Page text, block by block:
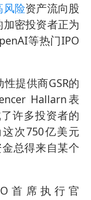
风险资产流向股
密投资者正为
等热门IPO
提供商GSR的
Hallarn表
许多投资者的
次750亿美元
总得来自某个
首席执行官